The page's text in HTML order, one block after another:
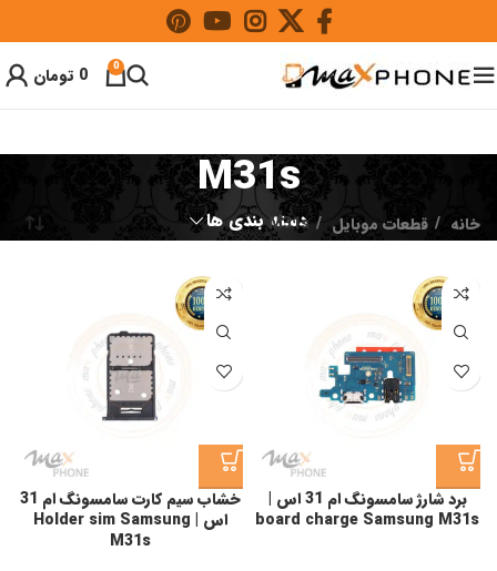
0
0 تومان
M31s
دسته بندی ها خانه قطعات موبایل M31s
برد شارژ سامسونگ ام 31 اس |
board charge Samsung M31s
خشاب سیم کارت سامسونگ ام 31
اس | Holder sim Samsung
M31s